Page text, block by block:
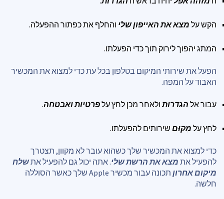
הקש על מצא את האייפון שלי והחלף את כפתור ההפעלה.
המתג יהפוך לירוק תוך כדי הפעלתו.
הפעל את שירותי המיקום בטלפון בכל עת כדי למצוא את המכשיר
האבוד על המפה.
עבור אל הגדרות ולאחר מכן לחץ עלפרטיות ואבטחה.
לחץ על מִקוּם שירותים להפעלתו.
כדי למצוא את המכשיר שלך כשהוא עובר לא מקוון, תצטרך
להפעיל את מצא את הרשת שלי. אתה יכול גם להפעיל אתשלח
מיקום אחרון
תכונה עבור מכשיר Apple שלך כאשר הסוללה
חלשה.